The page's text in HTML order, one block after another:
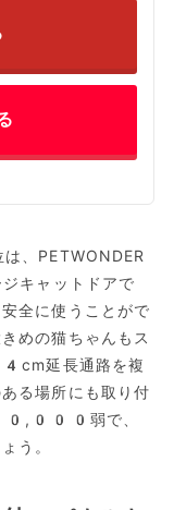
、PETWONDER
キャットドアで
全に使うことがで
めの猫ちゃんもス
4cm延長通路を複
る場所にも取り付
10,000弱で、
う。